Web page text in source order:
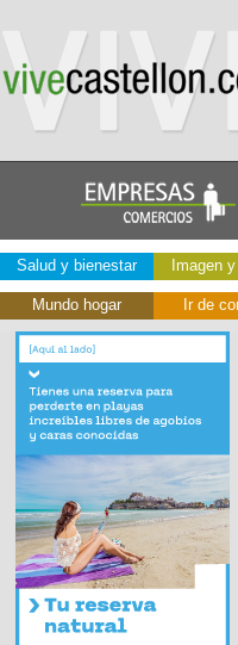
Salud y bienestar Imagen
Mundo hogar Ir de